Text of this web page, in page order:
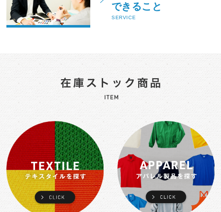
できること
SERVICE